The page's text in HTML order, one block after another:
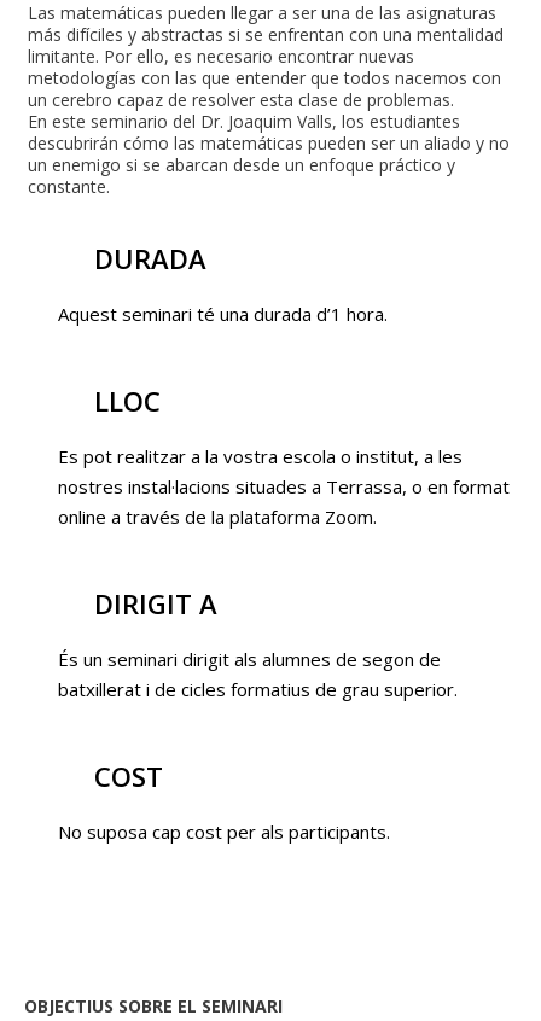
Las matemáticas pueden llegar a ser una de las asignaturas
más difíciles y abstractas si se enfrentan con una mentalidad
limitante. Por ello, es necesario encontrar nuevas
metodologías con las que entender que todos nacemos con
un cerebro capaz de resolver esta clase de problemas.
En este seminario del Dr. Joaquim Valls, los estudiantes
descubrirán cómo las matemáticas pueden ser un aliado y no
un enemigo si se abarcan desde un enfoque práctico y
constante.
DURADA
Aquest seminari té una durada d’1 hora.
LLOC
Es pot realitzar a la vostra escola o institut, a les
nostres instal·lacions situades a Terrassa, o en format
online a través de la plataforma Zoom.
DIRIGIT A
És un seminari dirigit als alumnes de segon de
batxillerat i de cicles formatius de grau superior.
COST
No suposa cap cost per als participants.
OBJECTIUS SOBRE EL SEMINARI